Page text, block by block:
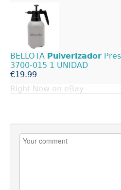
BELLOTA Pulverizador
3700-015 1 UNIDAD
€19.99
Right Now on eBay